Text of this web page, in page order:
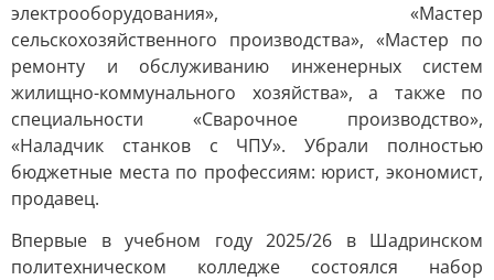
электрооборудования», «Мастер
сельскохозяйственного производства», «Мастер по
ремонту и обслуживанию инженерных систем
жилищно-коммунального хозяйства», а также по
специальности «Сварочное производство»,
«Наладчик станков с ЧПУ». Убрали полностью
бюджетные места по профессиям: юрист, экономист,
продавец.
Впервые в учебном году 2025/26 в Шадринском
политехническом колледже состоялся набор